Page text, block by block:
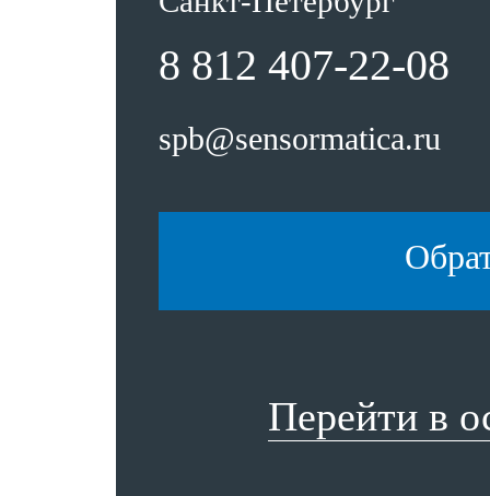
8 812 407-22-08
spb@sensormatica.ru
Перейти в